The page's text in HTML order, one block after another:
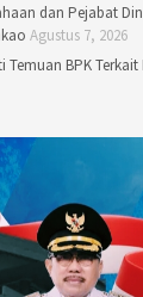
dan Pejabat
Agustus 7, 2026
Temuan BPK